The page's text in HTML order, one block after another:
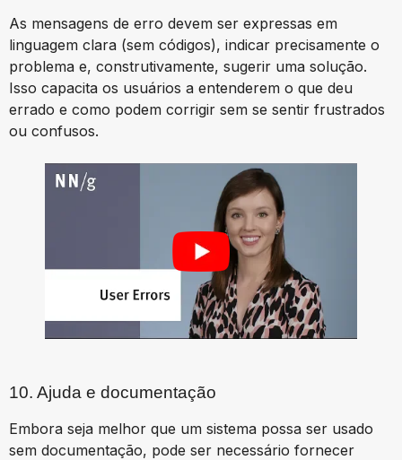
As mensagens de erro devem ser expressas em
linguagem clara (sem códigos), indicar precisamente o
problema e, construtivamente, sugerir uma solução.
Isso capacita os usuários a entenderem o que deu
errado e como podem corrigir sem se sentir frustrados
ou confusos.
10. Ajuda e documentação
Embora seja melhor que um sistema possa ser usado
sem documentação, pode ser necessário fornecer